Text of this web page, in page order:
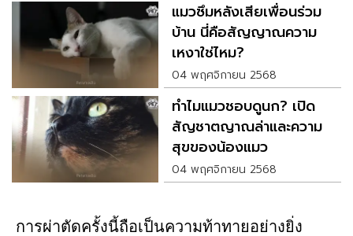
แมวซึมหลังเสียเพื่อนร่วม
บ้าน นี่คือสัญญาณความ
เหงาใช่ไหม?
04 พฤศจิกายน 2568
ทำไมแมวชอบดูนก? เปิด
สัญชาตญาณล่าและความ
สุขของน้องแมว
04 พฤศจิกายน 2568
การผ่าตัดครั้งนี้ถือเป็นความท้าทายอย่างยิ่ง